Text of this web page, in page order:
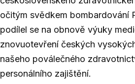
očitým svědkem bombardování
podílel se na obnově výuky
znovuotevření českých
našeho poválečného
personálního zajištění.